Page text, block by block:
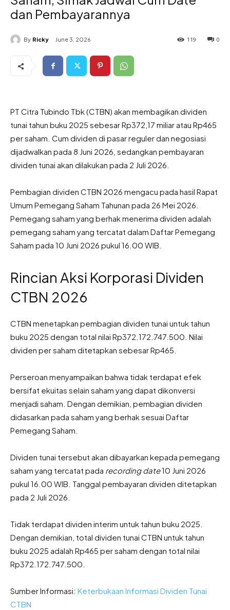
dan Pembayarannya
By Ricky June 3, 2026 0
119
PT Citra Tubindo Tbk (CTBN) akan membagikan dividen
tunai tahun buku 2025 sebesar Rp372,17 miliar atau Rp465
per saham. Cum dividen di pasar reguler dan negosiasi
dijadwalkan pada 8 Juni 2026, sedangkan pembayaran
dividen tunai akan dilakukan pada 2 Juli 2026.
Pembagian dividen CTBN 2026 mengacu pada hasil Rapat
Umum Pemegang Saham Tahunan pada 26 Mei 2026.
Pemegang saham yang berhak menerima dividen adalah
pemegang saham yang tercatat dalam Daftar Pemegang
Saham pada 10 Juni 2026 pukul 16.00 WIB.
Rincian Aksi Korporasi Dividen
CTBN 2026
CTBN menetapkan pembagian dividen tunai untuk tahun
buku 2025 dengan total nilai Rp372.172.747.500. Nilai
dividen per saham ditetapkan sebesar Rp465.
Perseroan menyampaikan bahwa tidak terdapat efek
bersifat ekuitas selain saham yang dapat dikonversi
menjadi saham. Dengan demikian, pembagian dividen
didasarkan pada saham yang berhak sesuai Daftar
Pemegang Saham.
Dividen tunai tersebut akan dibayarkan kepada pemegang
saham yang tercatat pada recording date10 Juni 2026
pukul 16.00 WIB. Tanggal pembayaran dividen ditetapkan
pada 2 Juli 2026.
Tidak terdapat dividen interim untuk tahun buku 2025.
Dengan demikian, total dividen tunai CTBN untuk tahun
buku 2025 adalah Rp465 per saham dengan total nilai
Rp372.172.747.500.
Sumber Informasi: Keterbukaan Informasi Dividen Tunai
CTBN